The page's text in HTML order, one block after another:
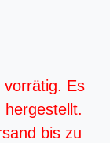
vorrätig. Es
hergestellt.
bis zu